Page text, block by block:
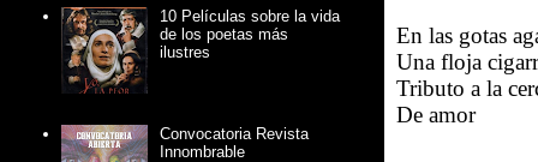
En las gotas
Una floja
Tributo a la
De amor
10 Películas sobre la vida
de los poetas más
ilustres
Convocatoria Revista
Innombrable